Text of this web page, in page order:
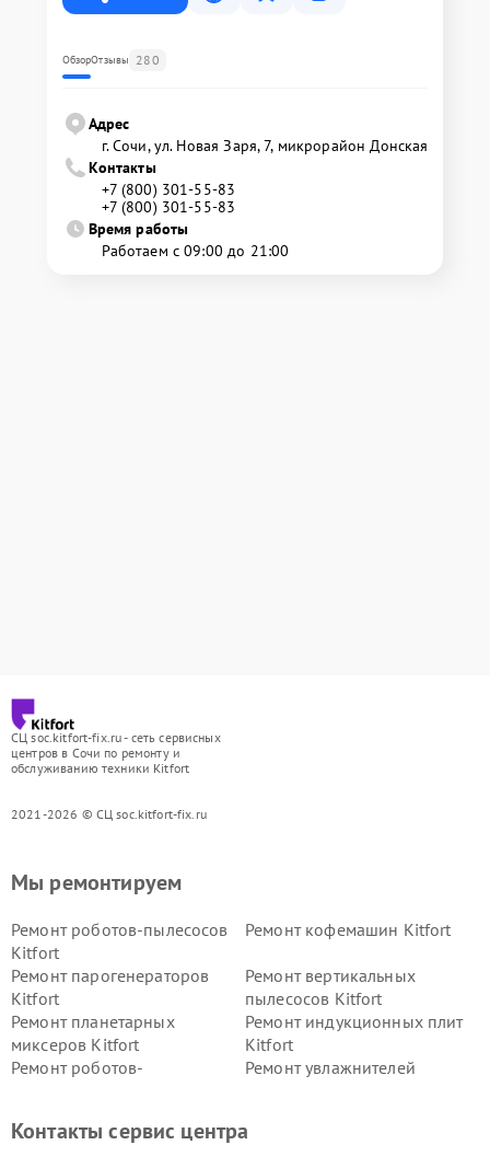
ОбзорОтзывы 280
Адрес
г. Сочи, ул. Новая Заря, 7, микрорайон Донская
Контакты
+7 (800) 301-55-83
+7 (800) 301-55-83
Время работы
Работаем с 09:00 до 21:00
СЦ soc.kitfort-fix.ru - сеть сервисных
центров в Сочи по ремонту и
обслуживанию техники Kitfort
2021-2026 © СЦ soc.kitfort-fix.ru
Мы ремонтируем
Ремонт роботов-пылесосов
Kitfort
Ремонт кофемашин Kitfort
Ремонт парогенераторов
Kitfort
Ремонт вертикальных
пылесосов Kitfort
Ремонт планетарных
миксеров Kitfort
Ремонт индукционных плит
Kitfort
Ремонт роботов-
Ремонт увлажнителей
Kitfort
Kitfort
Контакты сервис центра